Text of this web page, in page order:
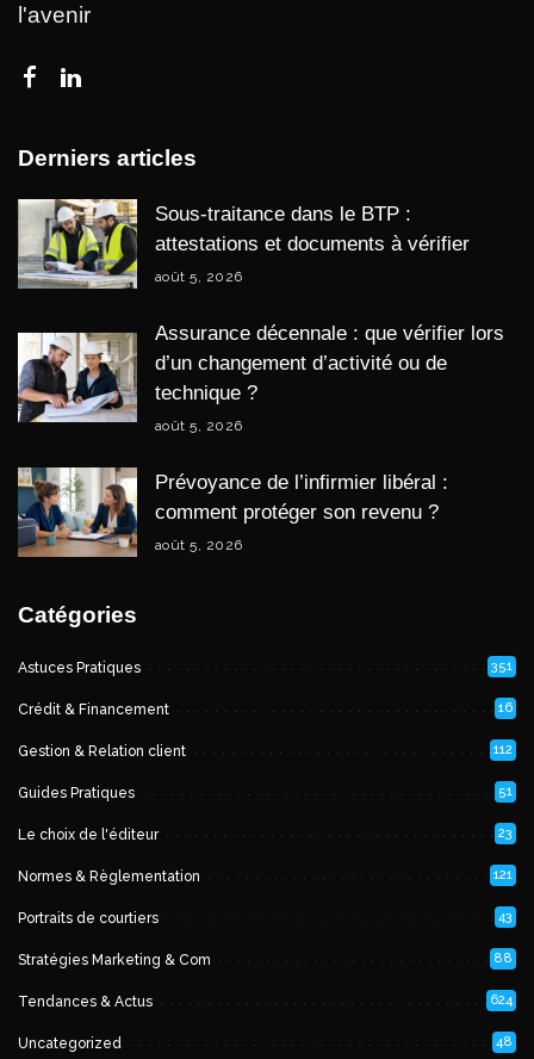
l'avenir
Derniers articles
Sous-traitance dans le BTP :
attestations et documents à vérifier
août 5, 2026
Assurance décennale : que vérifier lors
d’un changement d’activité ou de
technique ?
août 5, 2026
Prévoyance de l’infirmier libéral :
comment protéger son revenu ?
août 5, 2026
Catégories
Astuces Pratiques 351
Crédit & Financement 16
Gestion & Relation client 112
Guides Pratiques 51
Le choix de l'éditeur 23
Normes & Règlementation 121
Portraits de courtiers 43
Stratégies Marketing & Com 88
Tendances & Actus 624
Uncategorized 48